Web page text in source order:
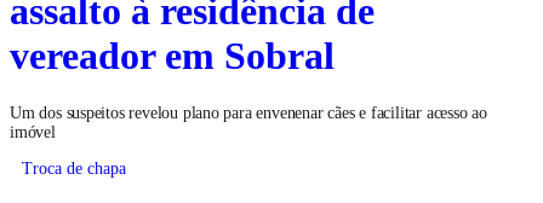
assalto à residência de
vereador em Sobral
Um dos suspeitos revelou plano para envenenar cães e facilitar acesso ao
imóvel
Troca de chapa